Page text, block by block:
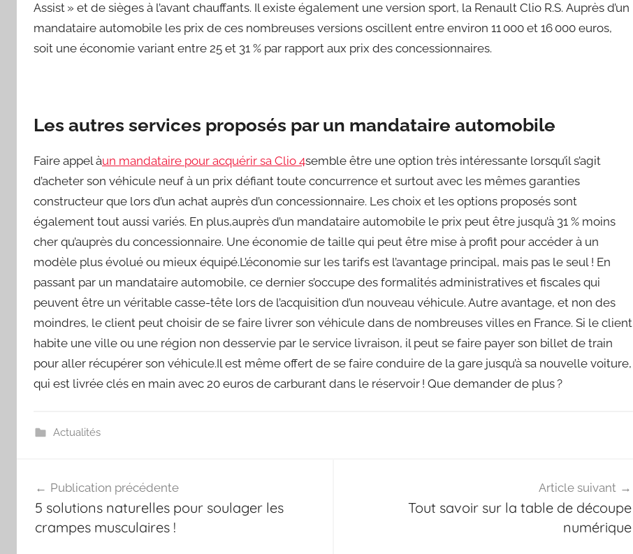
Assist » et de sièges à l’avant chauffants. Il existe également une version sport, la Renault Clio R.S. Auprès d’un
mandataire automobile les prix de ces nombreuses versions oscillent entre environ 11 000 et 16 000 euros,
soit une économie variant entre 25 et 31 % par rapport aux prix des concessionnaires.
Les autres services proposés par un mandataire automobile
Faire appel àun mandataire pour acquérir sa Clio 4semble être une option très intéressante lorsqu’il s’agit
d’acheter son véhicule neuf à un prix défiant toute concurrence et surtout avec les mêmes garanties
constructeur que lors d’un achat auprès d’un concessionnaire. Les choix et les options proposés sont
également tout aussi variés. En plus,auprès d’un mandataire automobile le prix peut être jusqu’à 31 % moins
cher qu’auprès du concessionnaire. Une économie de taille qui peut être mise à profit pour accéder à un
modèle plus évolué ou mieux équipé.L’économie sur les tarifs est l’avantage principal, mais pas le seul ! En
passant par un mandataire automobile, ce dernier s’occupe des formalités administratives et fiscales qui
peuvent être un véritable casse-tête lors de l’acquisition d’un nouveau véhicule. Autre avantage, et non des
moindres, le client peut choisir de se faire livrer son véhicule dans de nombreuses villes en France. Si le client
habite une ville ou une région non desservie par le service livraison, il peut se faire payer son billet de train
pour aller récupérer son véhicule.Il est même offert de se faire conduire de la gare jusqu’à sa nouvelle voiture,
qui est livrée clés en main avec 20 euros de carburant dans le réservoir ! Que demander de plus ?
Actualités
de
l’article
Publication précédente
5 solutions naturelles pour soulager les
crampes musculaires !
Article suivant
Tout savoir sur la table de découpe
numérique